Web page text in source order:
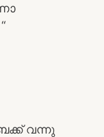
വന്നു